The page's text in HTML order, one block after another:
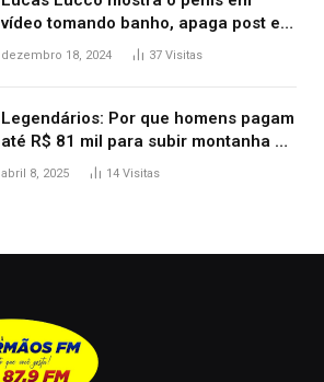
vídeo tomando banho, apaga post e
diz ‘foi mal’
dezembro 18, 2024 37 Visitas
Legendários: Por que homens pagam
até R$ 81 mil para subir montanha e
melhorar casamento?
abril 8, 2025 14 Visitas